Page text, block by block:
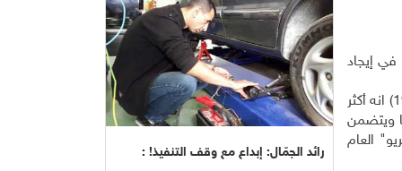
إيجاد
قد يقال إن ميزة الاتفاق الجديد بالنسبة الى الاتفاق الإطاري الأول حول القضية نفسها الذي أُقر قبل ما يقارب الربع قرن (العام 1992) انه أكثر
ويتضمن
العام
رائد الجمّال: إبداع مع وقف التنفيذ! :